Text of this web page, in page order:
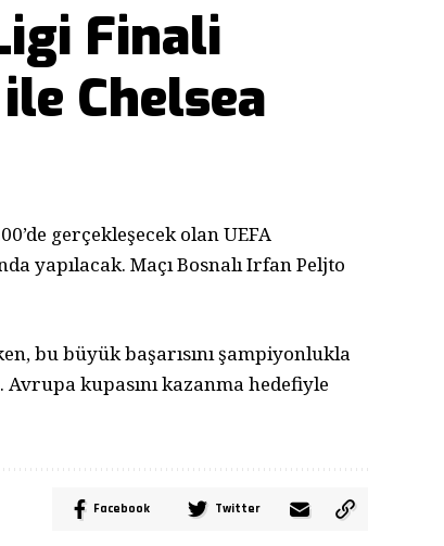
Finali
Chelsea
gerçekleşecek olan UEFA
yapılacak. Maçı Bosnalı Irfan Peljto
bu büyük başarısını şampiyonlukla
kupasını kazanma hedefiyle
Facebook Twitter